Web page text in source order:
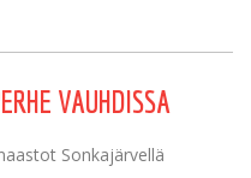
VAUHDISSA
Sonkajärvellä